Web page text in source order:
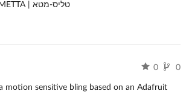
طاليس-مِتّة | TALIS-METTA | טליס-מטא
0 0